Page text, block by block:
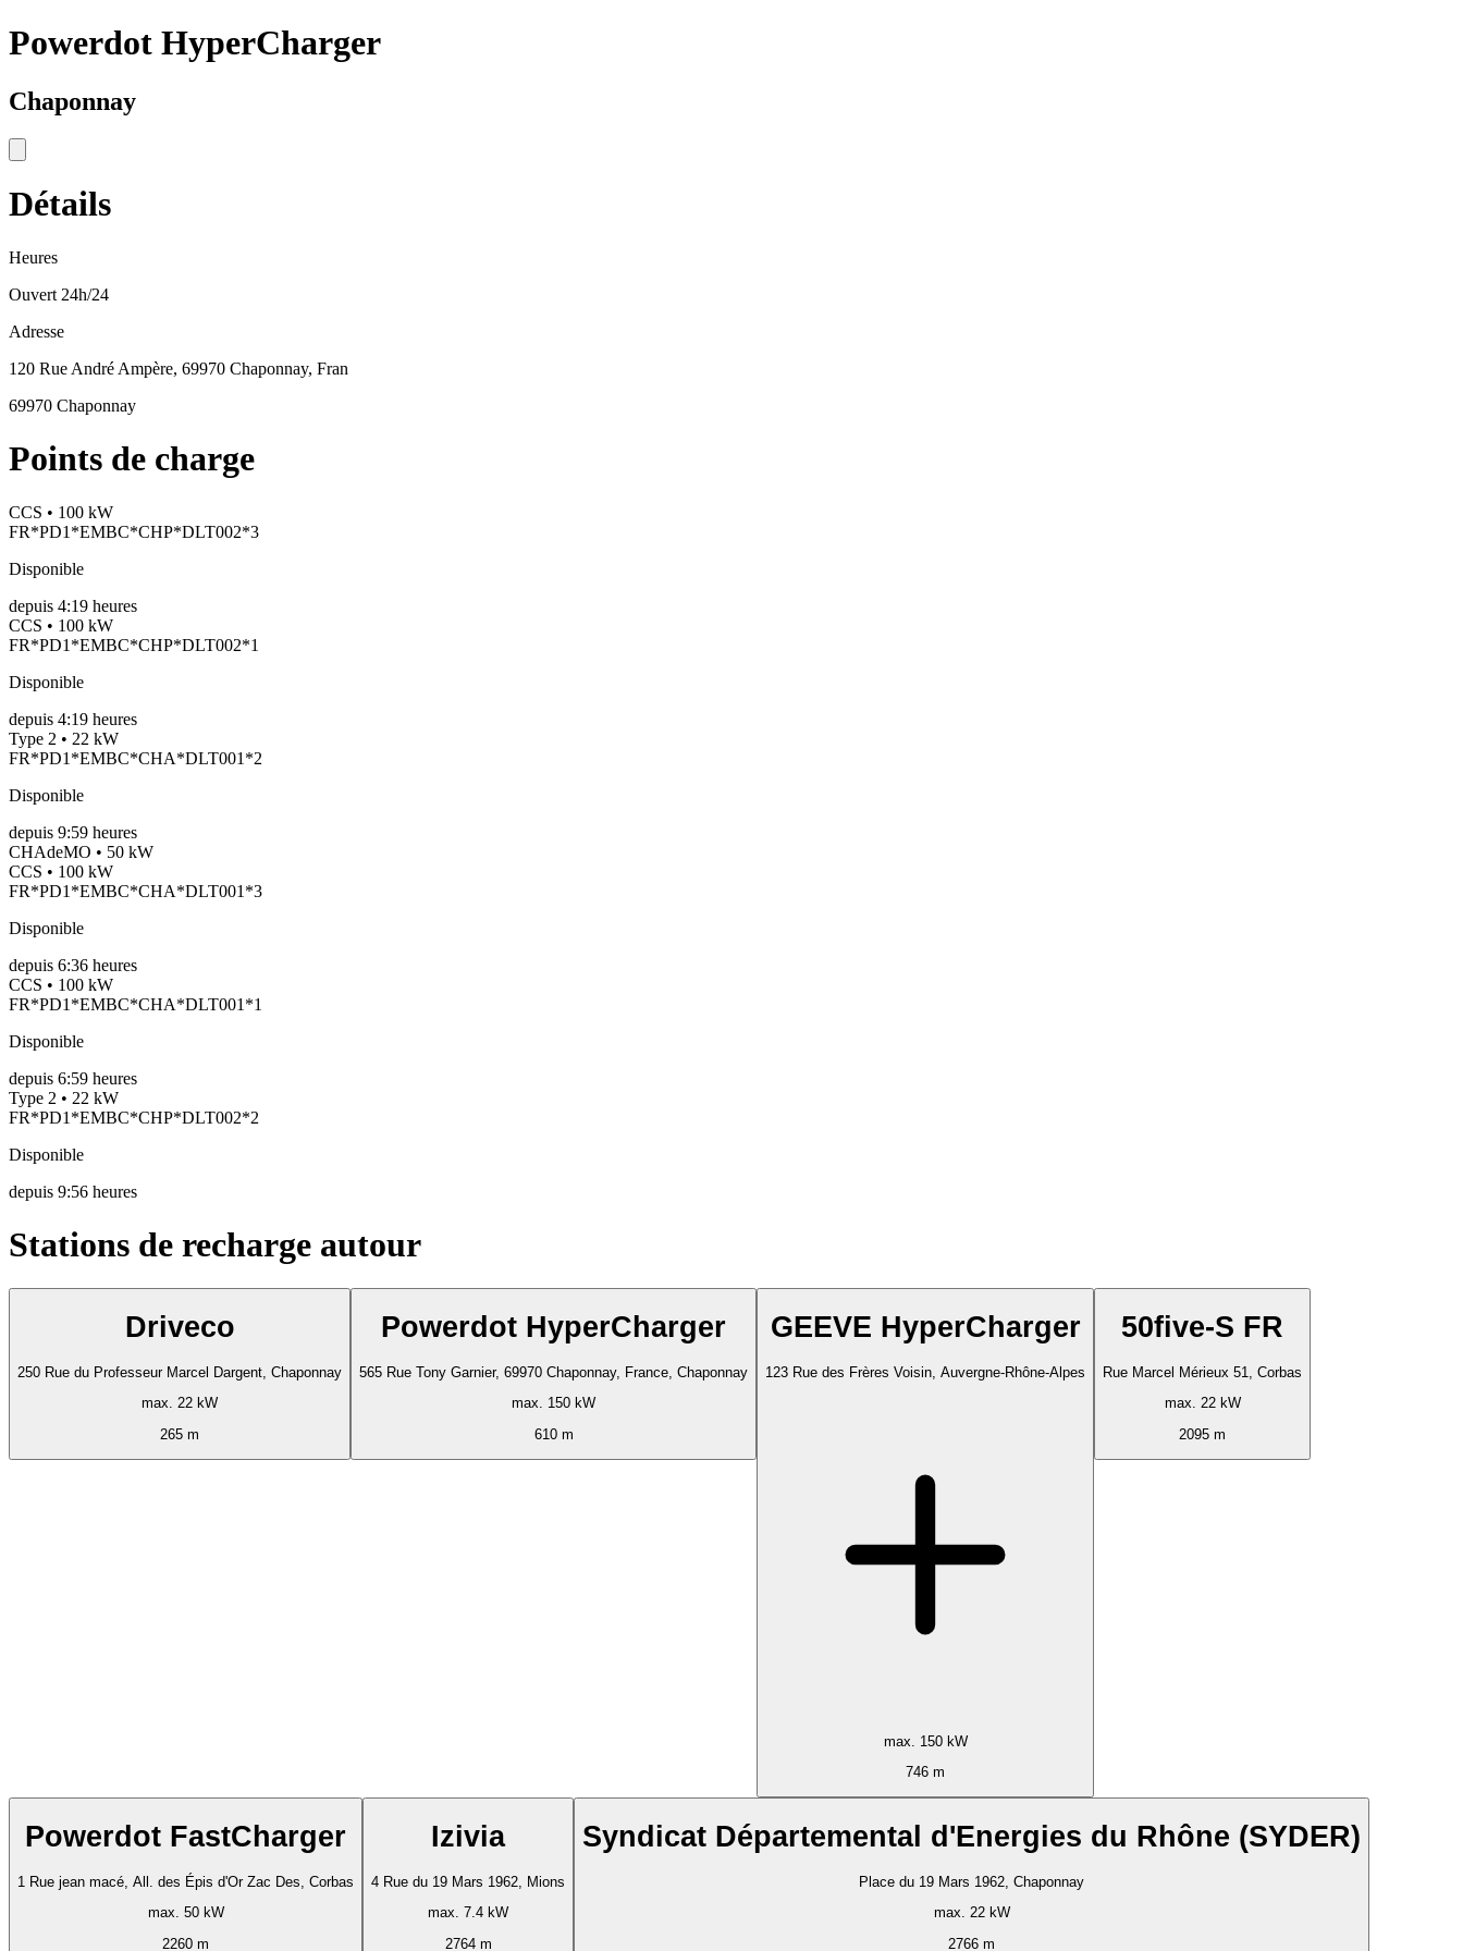
Powerdot HyperCharger
Chaponnay
Détails
Heures
Ouvert 24h/24
Adresse
120 Rue André Ampère, 69970 Chaponnay, Fran
69970 Chaponnay
Points de charge
CCS • 100 kW
FR*PD1*EMBC*CHP*DLT002*3
Disponible
depuis 4:19 heures
CCS • 100 kW
FR*PD1*EMBC*CHP*DLT002*1
Disponible
depuis 4:19 heures
Type 2 • 22 kW
FR*PD1*EMBC*CHA*DLT001*2
Disponible
depuis 9:59 heures
CHAdeMO • 50 kW
CCS • 100 kW
FR*PD1*EMBC*CHA*DLT001*3
Disponible
depuis 6:36 heures
CCS • 100 kW
FR*PD1*EMBC*CHA*DLT001*1
Disponible
depuis 6:59 heures
Type 2 • 22 kW
FR*PD1*EMBC*CHP*DLT002*2
Disponible
depuis 9:56 heures
Stations de recharge autour
Driveco
250 Rue du Professeur Marcel Dargent, Chaponnay
max. 22 kW
265 m
Powerdot HyperCharger
565 Rue Tony Garnier, 69970 Chaponnay, France, Chaponnay
max. 150 kW
610 m
GEEVE HyperCharger
123 Rue des Frères Voisin, Auvergne-Rhône-Alpes
max. 150 kW
746 m
50five-S FR
Rue Marcel Mérieux 51, Corbas
max. 22 kW
2095 m
Powerdot FastCharger
1 Rue jean macé, All. des Épis d'Or Zac Des, Corbas
max. 50 kW
2260 m
Izivia
4 Rue du 19 Mars 1962, Mions
max. 7.4 kW
2764 m
Syndicat Départemental d'Energies du Rhône (SYDER)
Place du 19 Mars 1962, Chaponnay
max. 22 kW
2766 m